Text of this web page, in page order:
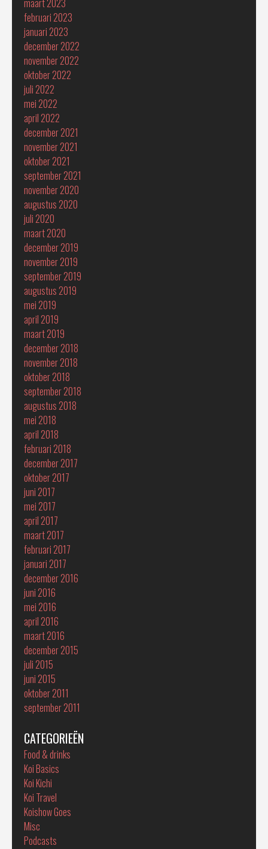
maart 2023
februari 2023
januari 2023
december 2022
november 2022
oktober 2022
juli 2022
mei 2022
april 2022
december 2021
november 2021
oktober 2021
september 2021
november 2020
augustus 2020
juli 2020
maart 2020
december 2019
november 2019
september 2019
augustus 2019
mei 2019
april 2019
maart 2019
december 2018
november 2018
oktober 2018
september 2018
augustus 2018
mei 2018
april 2018
februari 2018
december 2017
oktober 2017
juni 2017
mei 2017
april 2017
maart 2017
februari 2017
januari 2017
december 2016
juni 2016
mei 2016
april 2016
maart 2016
december 2015
juli 2015
juni 2015
oktober 2011
september 2011
CATEGORIEËN
Food & drinks
Koi Basics
Koi Kichi
Koi Travel
Koishow Goes
Misc
Podcasts